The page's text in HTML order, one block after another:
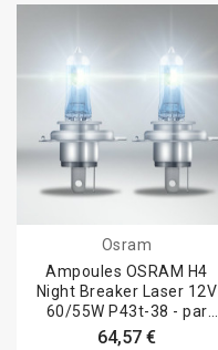
Osram
Ampoules OSRAM H4
Night Breaker Laser 12V
60/55W P43t-38 - par
paire
64,57 €